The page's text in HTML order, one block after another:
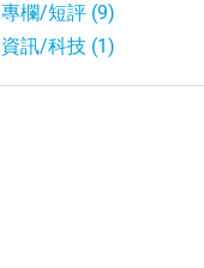
專欄/短評 (9)
資訊/科技 (1)